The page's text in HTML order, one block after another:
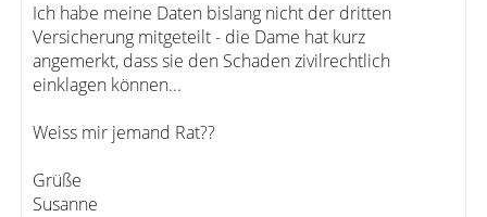
Ich habe meine Daten bislang nicht der dritten
Versicherung mitgeteilt - die Dame hat kurz
angemerkt, dass sie den Schaden zivilrechtlich
einklagen können...
Weiss mir jemand Rat??
Grüße
Susanne